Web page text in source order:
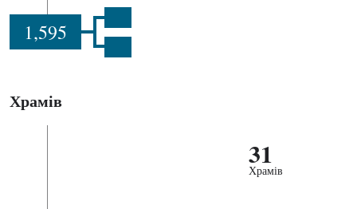
1,595
Храмів
31
Храмів